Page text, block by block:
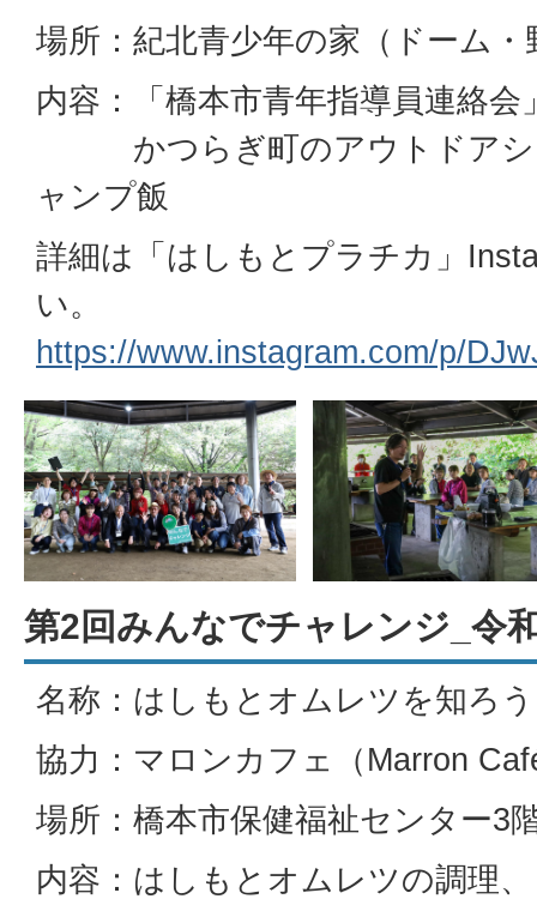
場所：紀北青少年の家（ドーム・
内容：「橋本市青年指導員連絡会
かつらぎ町のアウトドアシ
ャンプ飯
詳細は「はしもとプラチカ」
い。
https://www.instagram.com/p/
第2回みんなでチャレンジ_令
名称：はしもとオムレツを知ろ
協力：マロンカフェ（Marron
場所：橋本市保健福祉センター3
内容：はしもとオムレツの調理